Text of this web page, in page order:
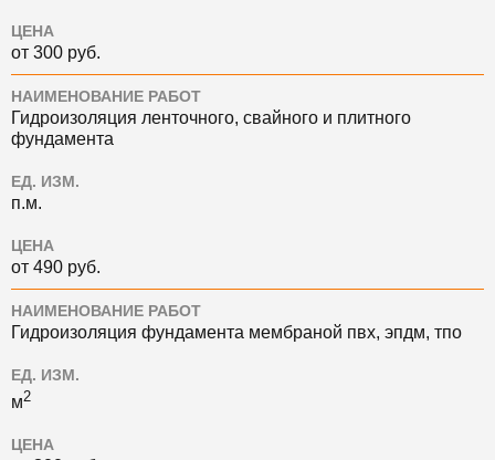
ЦЕНА
от 300 руб.
НАИМЕНОВАНИЕ РАБОТ
Гидроизоляция ленточного, свайного и плитного
фундамента
ЕД. ИЗМ.
п.м.
ЦЕНА
от 490 руб.
НАИМЕНОВАНИЕ РАБОТ
Гидроизоляция фундамента мембраной пвх, эпдм, тпо
ЕД. ИЗМ.
м2
ЦЕНА